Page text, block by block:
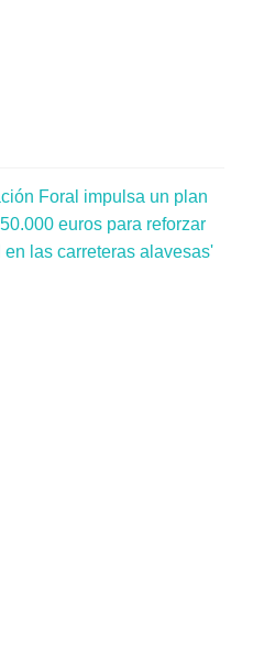
Foral impulsa un plan
euros para reforzar
en las carreteras alavesas'